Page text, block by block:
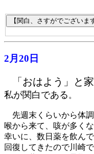
2月20日
「おはよう」と
私が関白である 。
先週末くらいから体調
喉から来て、咳が多く
幸いに、数日薬を飲ん
回復してきたので川崎